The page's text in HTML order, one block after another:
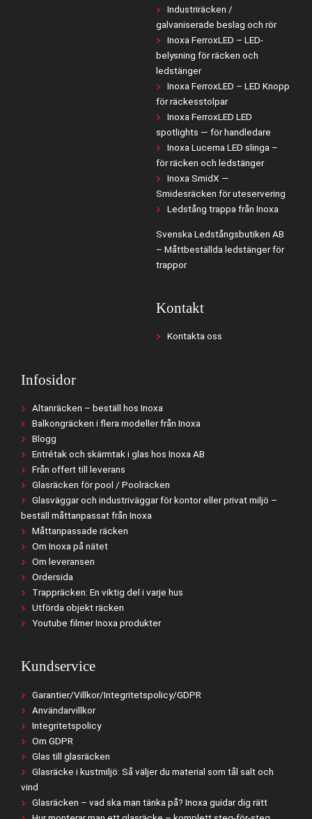
Industriräcken /
galvaniserade beslag och rör
Inoxa FerroxLED – LED-
belysning för räcken och
ledstänger
Inoxa FerroxLED – LED Knopp
för räckesstolpar
Inoxa FerroxLED LED
spotlights — för handledare
Inoxa Lucerna LED slinga –
för räcken och ledstänger
Inoxa SmidX —
Smidesräcken för uteservering
Ledstång trappa från Inoxa
Svenska Ledstångsbutiken AB
– Måttbeställda ledstänger för
trappor
Kontakt
Kontakta oss
Infosidor
Altanräcken – beställ hos Inoxa
Balkongräcken i flera modeller från Inoxa
Blogg
Entrétak och skärmtak i glas hos Inoxa AB
Från offert till leverans
Glasräcken för pool / Poolräcken
Glasväggar och industriväggar för kontor eller privat miljö –
beställ måttanpassat från Inoxa
Måttanpassade räcken
Om Inoxa på nätet
Om leveransen
Ordersida
Trappräcken: En viktig del i varje hus
Utförda objekt räcken
Youtube filmer Inoxa produkter
Kundservice
Garantier/Villkor/Integritetspolicy/GDPR
Användarvillkor
Integritetspolicy
Om GDPR
Glas till glasräcken
Glasräcke i kustmiljö: Så väljer du material som tål salt och
vind
Glasräcken – vad ska man tänka på? Inoxa guidar dig rätt